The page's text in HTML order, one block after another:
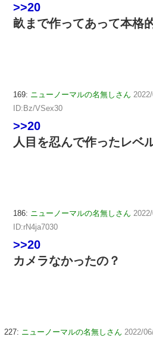
>>20
畝まで作ってあって本格
169: ニューノーマルの名無しさん
ID:Bz/VSex30
>>20
人目を忍んで作ったレベ
186: ニューノーマルの名無しさん
ID:rN4ja7030
>>20
カメラなかったの？
227: ニューノーマルの名無しさん 2022/